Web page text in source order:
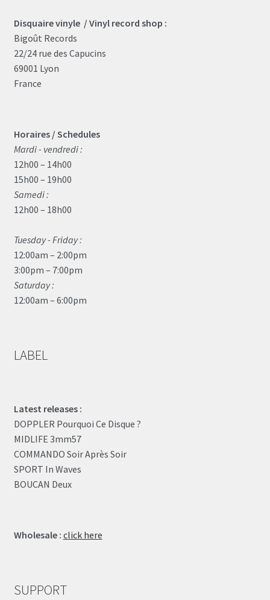
Disquaire vinyle / Vinyl record shop :
Bigoût Records
22/24 rue des Capucins
69001 Lyon
France
Horaires / Schedules
Mardi - vendredi :
12h00 – 14h00
15h00 – 19h00
Samedi :
12h00 – 18h00
Tuesday - Friday :
12:00am – 2:00pm
3:00pm – 7:00pm
Saturday :
12:00am – 6:00pm
LABEL
Latest releases :
DOPPLER Pourquoi Ce Disque ?
MIDLIFE 3mm57
COMMANDO Soir Après Soir
SPORT In Waves
BOUCAN Deux
Wholesale : click here
SUPPORT